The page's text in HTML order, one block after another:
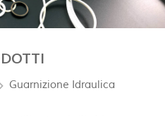
Guarnizione Idraulica